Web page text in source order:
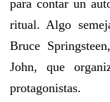
para contar un
ritual. Algo
Bruce
John, que
protagonistas.